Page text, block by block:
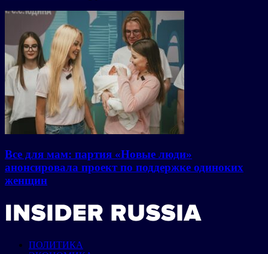
Все для мам: партия «Новые люди»
анонсировала проект по поддержке одиноких
женщин
ПОЛИТИКА